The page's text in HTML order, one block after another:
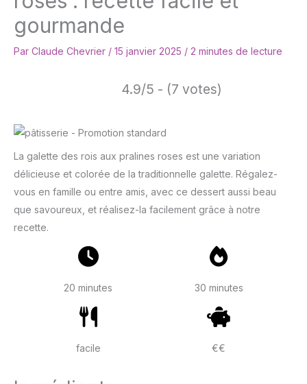
gourmande
Par Claude Chevrier / 15 janvier 2025 / 2 minutes de lecture
4.9/5 - (7 votes)
La galette des rois aux pralines roses est une variation
délicieuse et colorée de la traditionnelle galette. Régalez-
vous en famille ou entre amis, avec ce dessert aussi beau
que savoureux, et réalisez-la facilement grâce à notre
recette.
20 minutes 30 minutes
facile €€